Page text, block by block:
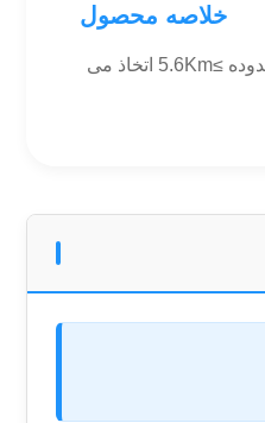
خلاصه محصول
1بررسی کلی محصول ماژول محدوده ایمنی چشم انسان RL4000 یک محصول ایمنی چشم انسان کلاس 1/1M است. این محصول محدوده پالس واحد را با حداکثر محدوده ≥5.6Km اتخاذ می